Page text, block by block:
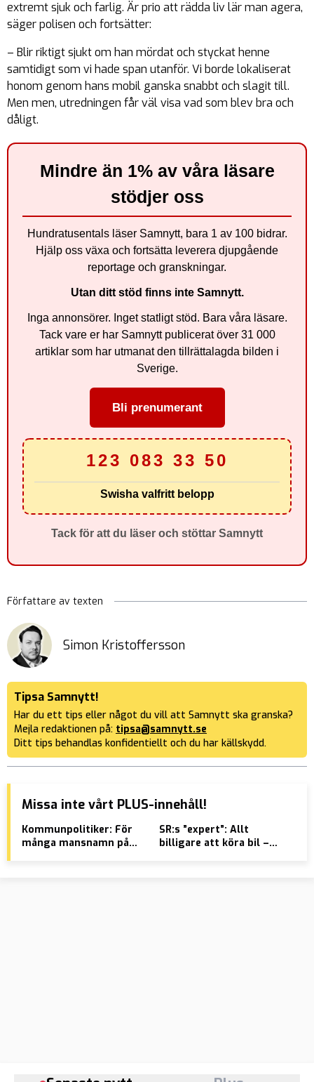
extremt sjuk och farlig. Är prio att rädda liv lär man agera,
säger polisen och fortsätter:
– Blir riktigt sjukt om han mördat och styckat henne
samtidigt som vi hade span utanför. Vi borde lokaliserat
honom genom hans mobil ganska snabbt och slagit till.
Men men, utredningen får väl visa vad som blev bra och
dåligt.
Mindre än 1% av våra läsare
stödjer oss
Hundratusentals läser Samnytt, bara 1 av 100 bidrar.
Hjälp oss växa och fortsätta leverera djupgående
reportage och granskningar.
Utan ditt stöd finns inte Samnytt.
Inga annonsörer. Inget statligt stöd. Bara våra läsare.
Tack vare er har Samnytt publicerat över 31 000
artiklar som har utmanat den tillrättalagda bilden i
Sverige.
Bli prenumerant
123 083 33 50
Swisha valfritt belopp
Tack för att du läser och stöttar Samnytt
Författare av texten
Simon Kristoffersson
Tipsa Samnytt!
Har du ett tips eller något du vill att Samnytt ska granska?
Mejla redaktionen på: tipsa@samnytt.se
Ditt tips behandlas konfidentiellt och du har källskydd.
Missa inte vårt PLUS-innehåll!
Kommunpolitiker: För
många mansnamn på
SR:s ”expert”: Allt
billigare att köra bil –